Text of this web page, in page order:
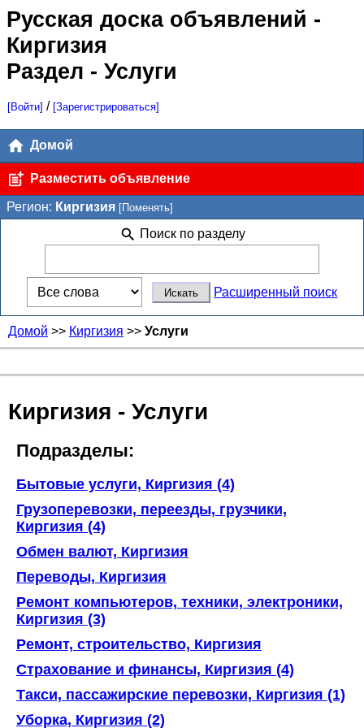
Русская доска объявлений -
Киргизия
Раздел - Услуги
[Войти] / [Зарегистрироваться]
Домой
Разместить объявление
Регион: Киргизия [Поменять]
Поиск по разделу
Расширенный поиск
Домой >> Киргизия >> Услуги
Киргизия - Услуги
Подразделы:
Бытовые услуги, Киргизия (4)
Грузоперевозки, переезды, грузчики,
Киргизия (4)
Обмен валют, Киргизия
Переводы, Киргизия
Ремонт компьютеров, техники, электроники,
Киргизия (3)
Ремонт, строительство, Киргизия
Страхование и финансы, Киргизия (4)
Такси, пассажирские перевозки, Киргизия (1)
Уборка, Киргизия (2)